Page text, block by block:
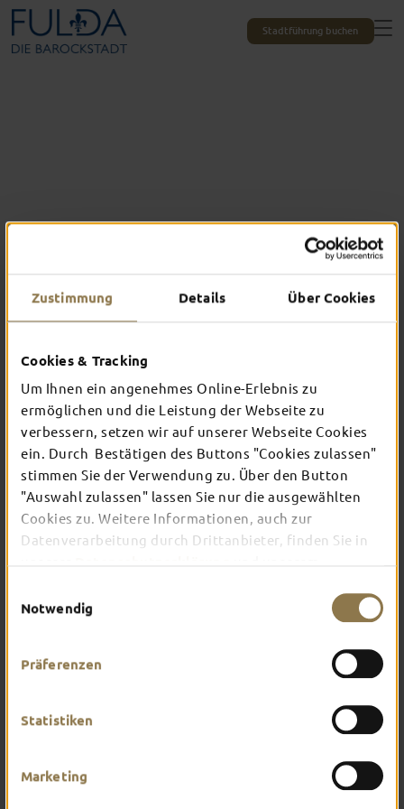
Zustimmung Details Über Cookies
Cookies & Tracking
Um Ihnen ein angenehmes Online-Erlebnis zu
ermöglichen und die Leistung der Webseite zu
verbessern, setzen wir auf unserer Webseite Cookies
ein. Durch Bestätigen des Buttons "Cookies zulassen"
stimmen Sie der Verwendung zu. Über den Button
"Auswahl zulassen" lassen Sie nur die ausgewählten
Cookies zu. Weitere Informationen, auch zur
Datenverarbeitung durch Drittanbieter, finden Sie in
Notwendig
Präferenzen
Statistiken
Marketing
Stadtführung buchen
Das erlebst du nur in Fulda
TOP-EVENTS
In Fulda ist irgendwo immer etwas los: Ob
Konzert, Musical, Erlebnis-Stadtführung oder
Theater – entdecke hier aktuelle Veranstaltungen
und Highlights in und um Fulda.